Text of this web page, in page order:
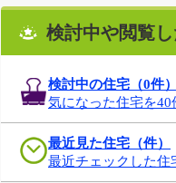
検討中や閲覧
検討中の住宅（0件）
気になった住宅を40
最近見た住宅（件）
最近チェックした住